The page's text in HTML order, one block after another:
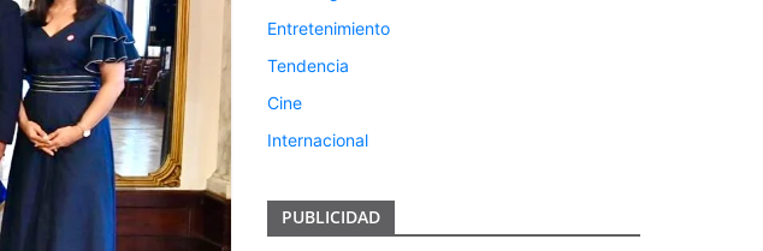
Entretenimiento
Tendencia
Cine
Internacional
PUBLICIDAD